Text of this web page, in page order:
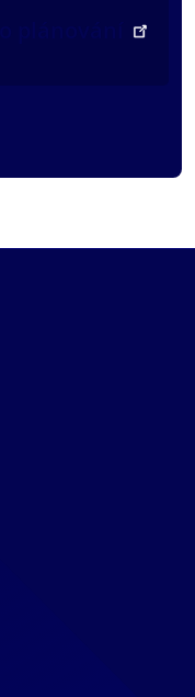
plánování